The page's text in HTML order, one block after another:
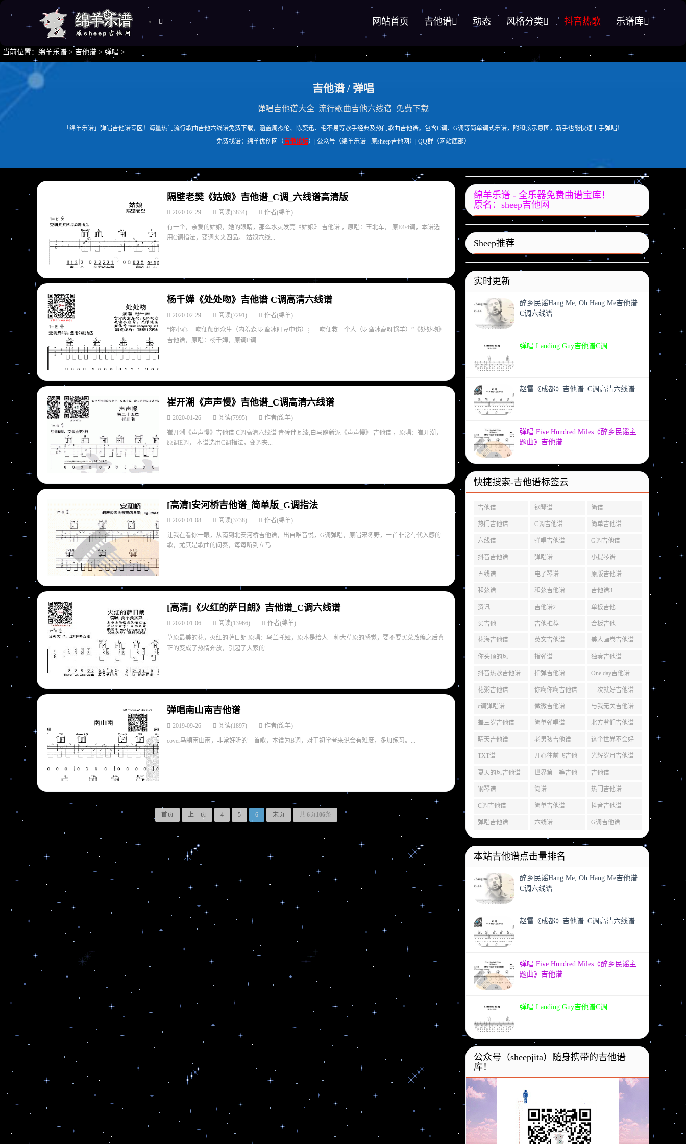
网站首页 吉他谱 动态 风格分类 抖音热歌 乐谱库
当前位置：绵羊乐谱 > 吉他谱 > 弹唱 >
吉他谱 / 弹唱
弹唱吉他谱大全_流行歌曲吉他六线谱_免费下载
「绵羊乐谱」弹唱吉他谱专区！海量热门流行歌曲吉他六线谱免费下载，涵盖周杰伦、陈奕迅、毛不易等歌手经典及热门歌曲吉他谱。包含C调、G调等简单调式乐谱，附和弦示意图，新手也能快速上手弹唱！
免费找谱：绵羊优创网（吉他论坛）| 公众号（绵羊乐谱 - 原sheep吉他网）| QQ群（网站底部）
隔壁老樊《姑娘》吉他谱_C调_六线谱高清版
2020-02-29 阅读(3834) 作者(绵羊)
有一个，亲爱的姑娘，她的眼睛，那么水灵发亮《姑娘》 吉他谱 ，原唱：王北车， 原E4/4调，本谱选
用C调指法，变调夹夹四品。 姑娘六线...
杨千嬅《处处吻》吉他谱 C调高清六线谱
2020-02-29 阅读(7291) 作者(绵羊)
“你小心 一吻便颠倒众生（内羞森 呀蛮冰盯豆中伤）；一吻便救一个人（呀蛮冰高呀锅羊）”《处处吻》
吉他谱，原唱：杨千嬅，原调E调...
崔开潮《声声慢》吉他谱_C调高清六线谱
2020-01-26 阅读(7995) 作者(绵羊)
崔开潮《声声慢》吉他谱 C调高清六线谱 青砖伴瓦漆,白马踏新泥《声声慢》 吉他谱 ，原唱：崔开潮，
原调E调， 本谱选用C调指法，变调夹...
[高清]安河桥吉他谱_简单版_G调指法
2020-01-08 阅读(3738) 作者(绵羊)
让我在看你一眼，从南到北安河桥吉他谱，出自唯音悦，G调弹唱，原唱宋冬野，一首非常有代入感的
歌，尤其是歌曲的间奏，每每听到立马...
[高清]《火红的萨日朗》吉他谱_C调六线谱
2020-01-06 阅读(13966) 作者(绵羊)
草原最美的花，火红的萨日朗 原唱：乌兰托娅，原本是给人一种大草原的感觉，要不要买菜改编之后真
正的变成了热情奔放，引起了大家的...
弹唱南山南吉他谱
2019-09-26 阅读(1897) 作者(绵羊)
cover马頔南山南，非常好听的一首歌，本谱为B调，对于初学者来说会有难度，多加练习。...
首页 上一页 4 5 6 末页 共 6页 106条
绵羊乐谱 - 全乐器免费曲谱宝库！
原名：sheep吉他网
Sheep推荐
实时更新
醉乡民谣Hang Me, Oh Hang Me吉他谱
C调六线谱
弹唱 Landing Guy吉他谱C调
赵雷《成都》吉他谱_C调高清六线谱
弹唱 Five Hundred Miles《醉乡民谣主
题曲》吉他谱
快捷搜索-吉他谱标签云
吉他谱 钢琴谱 简谱
热门吉他谱 C调吉他谱 简单吉他谱
六线谱 弹唱吉他谱 G调吉他谱
抖音吉他谱 弹唱谱 小提琴谱
五线谱 电子琴谱 原版吉他谱
和弦谱 和弦吉他谱 吉他谱3
资讯 吉他谱2 单板吉他
买吉他 吉他推荐 合板吉他
花海吉他谱 英文吉他谱 美人画卷吉他谱
你头顶的风 指弹谱 独奏吉他谱
抖音热歌吉他谱 指弹吉他谱 One day吉他谱
花粥吉他谱 你啊你啊吉他谱 一次就好吉他谱
c调弹唱谱 微微吉他谱 与我无关吉他谱
差三岁吉他谱 简单弹唱谱 北方爷们吉他谱
晴天吉他谱 老男孩吉他谱 这个世界不会好
吉他谱
TXT谱 开心往前飞吉他
谱
光辉岁月吉他谱
夏天的风吉他谱 世界第一等吉他
谱
吉他谱
钢琴谱 简谱 热门吉他谱
C调吉他谱 简单吉他谱 抖音吉他谱
弹唱吉他谱 六线谱 G调吉他谱
本站吉他谱点击量排名
醉乡民谣Hang Me, Oh Hang Me吉他谱
C调六线谱
赵雷《成都》吉他谱_C调高清六线谱
弹唱 Five Hundred Miles《醉乡民谣主
题曲》吉他谱
弹唱 Landing Guy吉他谱C调
公众号（sheepjita）随身携带的吉他谱
库！